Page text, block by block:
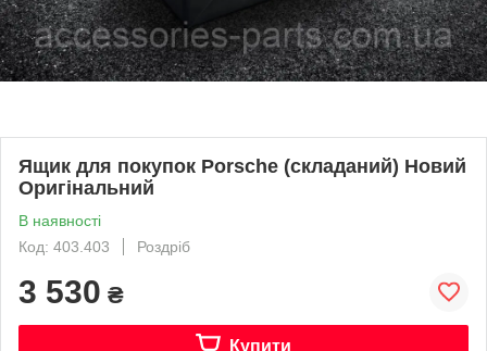
Ящик для покупок Porsche (складаний) Новий
Оригінальний
В наявності
Код: 403.403
Роздріб
3 530 ₴
Купити